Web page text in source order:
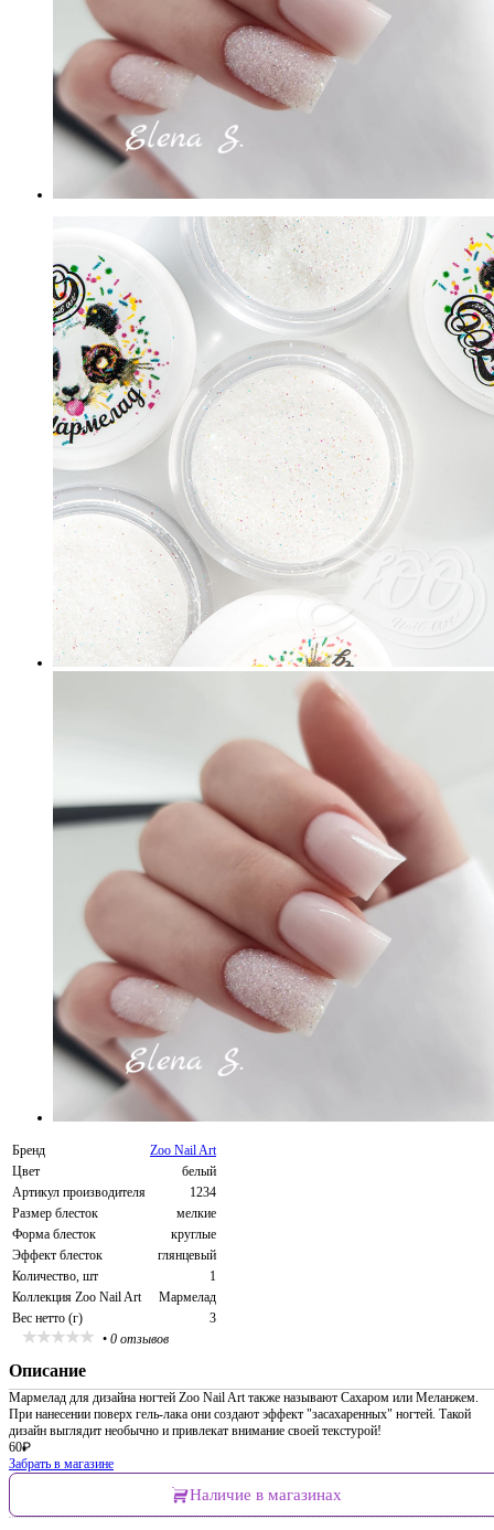
Бренд
Zoo Nail Art
Цвет
белый
Артикул производителя
1234
Размер блесток
мелкие
Форма блесток
круглые
Эффект блесток
глянцевый
Количество, шт
1
Коллекция Zoo Nail Art
Мармелад
Вес нетто (г)
3
• 0 отзывов
Описание
Мармелад для дизайна ногтей Zoo Nail Art также называют Сахаром или Меланжем.
При нанесении поверх гель-лака они создают эффект "засахаренных" ногтей. Такой
дизайн выглядит необычно и привлекат внимание своей текстурой!
60₽
Забрать в магазине
Наличие в магазинах